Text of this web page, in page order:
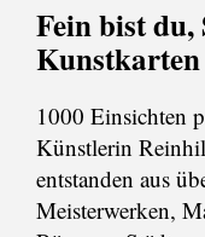
Fein bist du,
1000 Einsichten
Künstlerin
entstanden aus
Meisterwerken,